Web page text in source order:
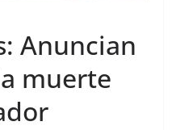
Anuncian
muerte